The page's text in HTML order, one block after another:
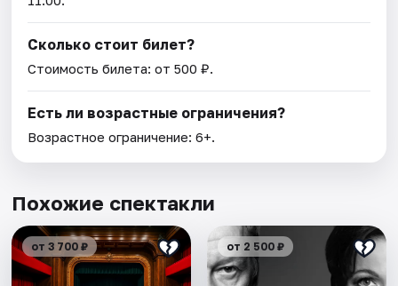
Сколько стоит билет?
Стоимость билета: от 500 ₽.
Есть ли возрастные ограничения?
Возрастное ограничение: 6+.
Похожие спектакли
от 3 700 ₽ от 2 500 ₽